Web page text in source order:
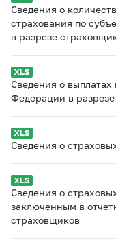
Сведения о
страхования по
в разрезе
Сведения о
Федерации в
Сведения о
Сведения о
заключенным в
страховщиков